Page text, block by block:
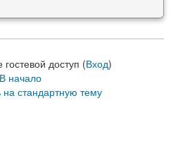
доступ (Вход)
В начало
стандартную тему